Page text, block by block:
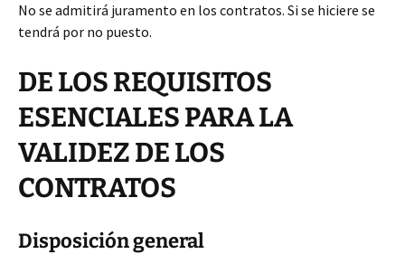
No se admitirá juramento en los contratos. Si se hiciere se
tendrá por no puesto.
DE LOS REQUISITOS
ESENCIALES PARA LA
VALIDEZ DE LOS
CONTRATOS
Disposición general